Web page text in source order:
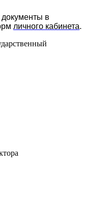
в
личного кабинета.